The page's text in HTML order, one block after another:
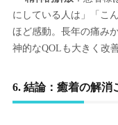
にしている人は」「こ
ほど感動。長年の痛み
神的なQOLも大きく改
6. 結論：癒着の解消